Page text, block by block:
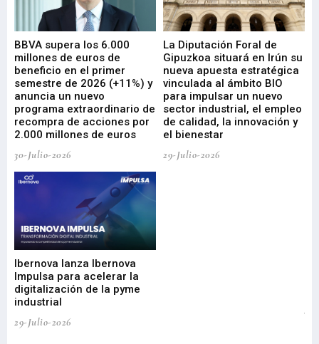
BBVA supera los 6.000
millones de euros de
beneficio en el primer
semestre de 2026 (+11%) y
anuncia un nuevo
programa extraordinario de
recompra de acciones por
2.000 millones de euros
30-Julio-2026
La Diputación Foral de
Gipuzkoa situará en Irún su
nueva apuesta estratégica
vinculada al ámbito BIO
para impulsar un nuevo
sector industrial, el empleo
de calidad, la innovación y
el bienestar
29-Julio-2026
Ibernova lanza Ibernova
Impulsa para acelerar la
digitalización de la pyme
industrial
29-Julio-2026